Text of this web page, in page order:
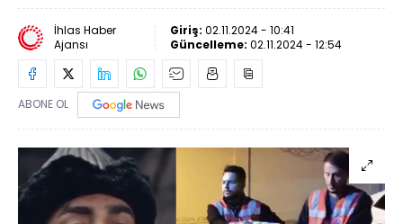
İhlas Haber
Ajansı
Giriş: 02.11.2024 - 10:41
Güncelleme: 02.11.2024 - 12:54
ABONE OL